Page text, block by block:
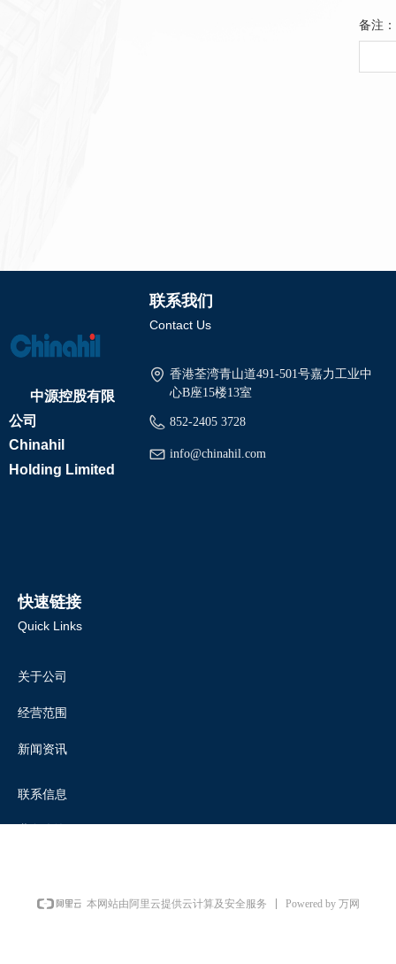
备注：
香港荃湾青山道491-501号嘉力工业中
心B座15楼13室
852-2405 3728
info@chinahil.com
联系我们
Contact Us
快速链接
Quick Links
关于公司
经营范围
新闻资讯
联系信息
中源控股有限
公司
Chinahil
Holding Limited
本网站由阿里云提供云计算及安全服务 Powered by 万网